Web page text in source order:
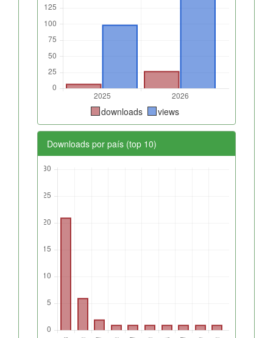
downloads views
Downloads por país (top 10)